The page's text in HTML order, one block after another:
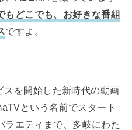
もどこでも、お好きな番組
ですよ。
を開始した新時代の動画
という名前でスタート
ラエティまで、多岐にわた